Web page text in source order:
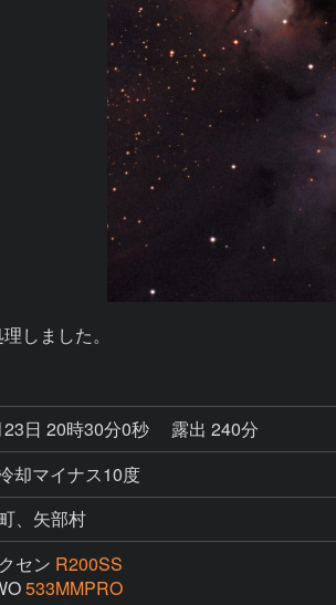
しました。
日 20時30分0秒
露出 240分
却マイナス10度
、矢部村
セン R200SS
533MMPRO